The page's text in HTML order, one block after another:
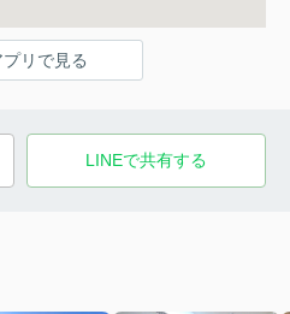
リで見る
LINEで共有する